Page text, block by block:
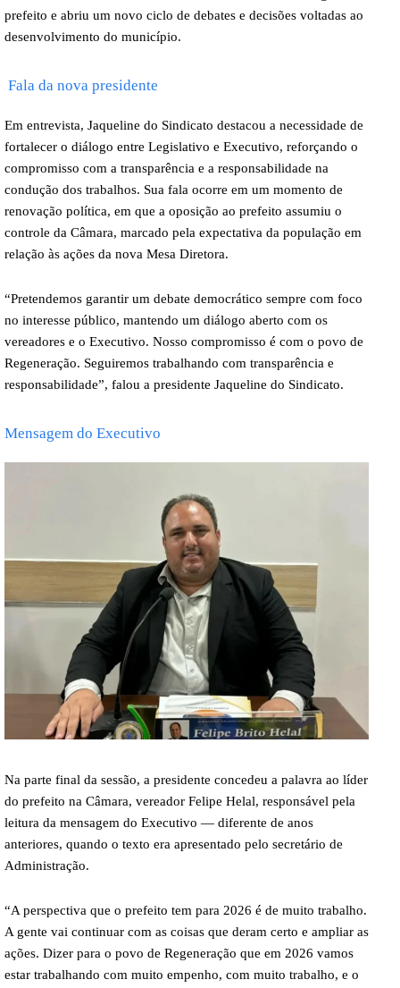
prefeito e abriu um novo ciclo de debates e decisões voltadas ao
desenvolvimento do município.
Fala da nova presidente
Em entrevista, Jaqueline do Sindicato destacou a necessidade de
fortalecer o diálogo entre Legislativo e Executivo, reforçando o
compromisso com a transparência e a responsabilidade na
condução dos trabalhos. Sua fala ocorre em um momento de
renovação política, em que a oposição ao prefeito assumiu o
controle da Câmara, marcado pela expectativa da população em
relação às ações da nova Mesa Diretora.
“Pretendemos garantir um debate democrático sempre com foco
no interesse público, mantendo um diálogo aberto com os
vereadores e o Executivo. Nosso compromisso é com o povo de
Regeneração. Seguiremos trabalhando com transparência e
responsabilidade”, falou a presidente Jaqueline do Sindicato.
Mensagem do Executivo
Na parte final da sessão, a presidente concedeu a palavra ao líder
do prefeito na Câmara, vereador Felipe Helal, responsável pela
leitura da mensagem do Executivo — diferente de anos
anteriores, quando o texto era apresentado pelo secretário de
Administração.
“A perspectiva que o prefeito tem para 2026 é de muito trabalho.
A gente vai continuar com as coisas que deram certo e ampliar as
ações. Dizer para o povo de Regeneração que em 2026 vamos
estar trabalhando com muito empenho, com muito trabalho, e o